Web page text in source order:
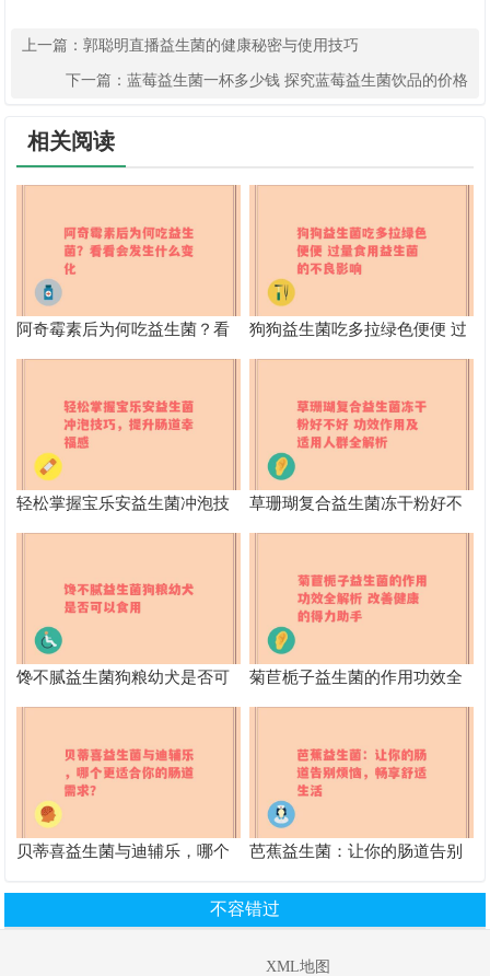
上一篇：郭聪明直播益生菌的健康秘密与使用技巧
下一篇： 蓝莓益生菌一杯多少钱 探究蓝莓益生菌饮品的价格
相关阅读
阿奇霉素后为何吃益生菌？看
看会发生什么变化
狗狗益生菌吃多拉绿色便便 过
量食用益生菌的不良影响
轻松掌握宝乐安益生菌冲泡技
巧，提升肠道幸福感
草珊瑚复合益生菌冻干粉好不
好 功效作用及适用人群全解析
馋不腻益生菌狗粮幼犬是否可
以食用
菊苣栀子益生菌的作用功效全
解析 改善健康的得力助手
贝蒂喜益生菌与迪辅乐，哪个
芭蕉益生菌：让你的肠道告别
不容错过
XML地图